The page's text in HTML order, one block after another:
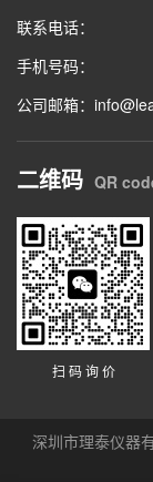
联系电话：
手机号码：
公司邮箱：
二维码 QR
扫 码 询 价
深圳市理泰仪器